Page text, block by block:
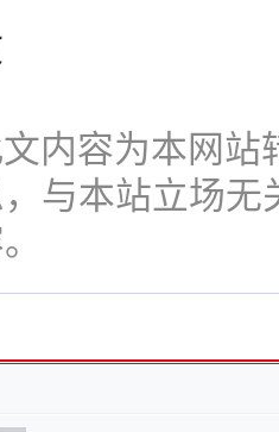
内容为本网
与本站立场